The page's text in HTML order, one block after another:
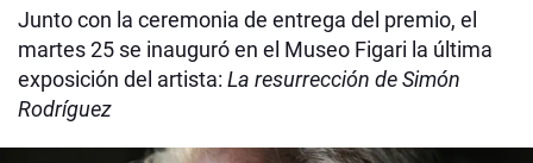
Junto con la ceremonia de entrega del premio, el
martes 25 se inauguró en el Museo Figari la última
exposición del artista: La resurrección de Simón
Rodríguez